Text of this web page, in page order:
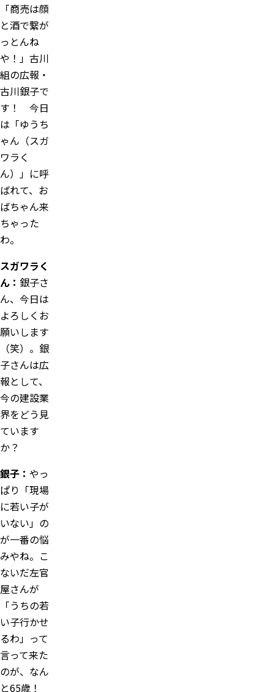
「商売は顔
と酒で繋が
っとんね
や！」古川
組の広報・
古川銀子で
す！ 今日
は「ゆうち
ゃん（スガ
ワラく
ん）」に呼
ばれて、お
ばちゃん来
ちゃった
わ。
スガワラく
ん： 銀子さ
ん、今日は
よろしくお
願いします
（笑）。銀
子さんは広
報として、
今の建設業
界をどう見
ています
か？
銀子： やっ
ぱり「現場
に若い子が
いない」の
が一番の悩
みやね。こ
ないだ左官
屋さんが
「うちの若
い子行かせ
るわ」って
言って来た
のが、なん
と65歳！